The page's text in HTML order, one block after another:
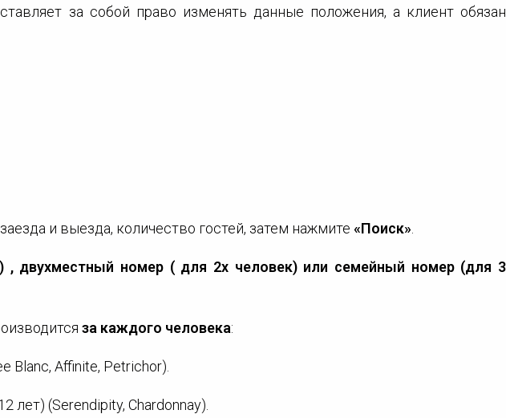
за собой право изменять данные положения, а клиент обязан
и выезда, количество гостей, затем нажмите «Поиск»
, двухместный номер ( для 2x человек) или семейный номер (для 3
за каждого человека:
Blanc, Affinite, Petrichor).
лет) (Serendipity, Chardonnay).